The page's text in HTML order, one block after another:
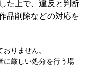
た上で、違反と判断
品削除などの対応を
りません。
に厳しい処分を行う場